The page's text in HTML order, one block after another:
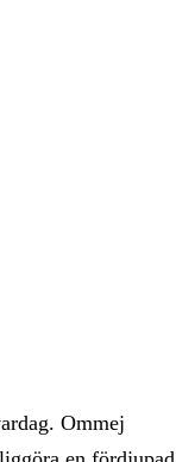
Ommej